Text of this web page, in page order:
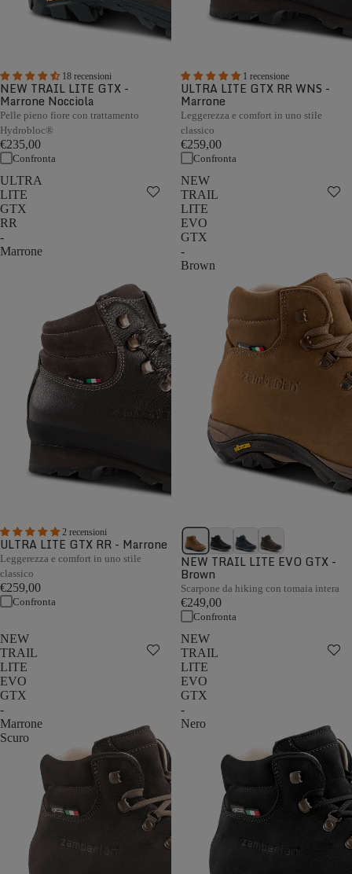
18 recensioni
NEW TRAIL LITE GTX -
Marrone Nocciola
Pelle pieno fiore con trattamento
Hydrobloc®
€235,00
Confronta
1 recensione
ULTRA LITE GTX RR WNS -
Marrone
Leggerezza e comfort in uno stile
classico
€259,00
Confronta
ULTRA
LITE
GTX
RR
-
Marrone
2 recensioni
ULTRA LITE GTX RR - Marrone
Leggerezza e comfort in uno stile
classico
€259,00
Confronta
NEW
TRAIL
LITE
EVO
GTX
-
Brown
NEW TRAIL LITE EVO GTX -
Brown
Scarpone da hiking con tomaia intera
€249,00
Confronta
NEW
TRAIL
LITE
EVO
GTX
-
Marrone
Scuro
NEW
TRAIL
LITE
EVO
GTX
-
Nero